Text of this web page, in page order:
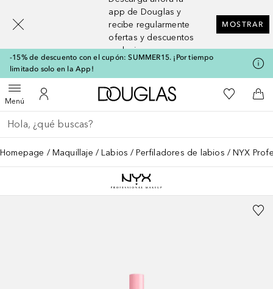
app de Douglas y
recibe regularmente
ofertas y descuentos
exclusivos
MOSTRAR
-15% de descuento con el cupón: SUMMER15. ¡Por tiempo
limitado solo en la App!
MenúAbrir menúMi cuenta
A Douglas HomeMi lista de
A
Regresar
Ejecutar búsqueda
Homepage Maquillaje Labios Perfiladores de labios NYX
[navigation.slideout.screenreader]